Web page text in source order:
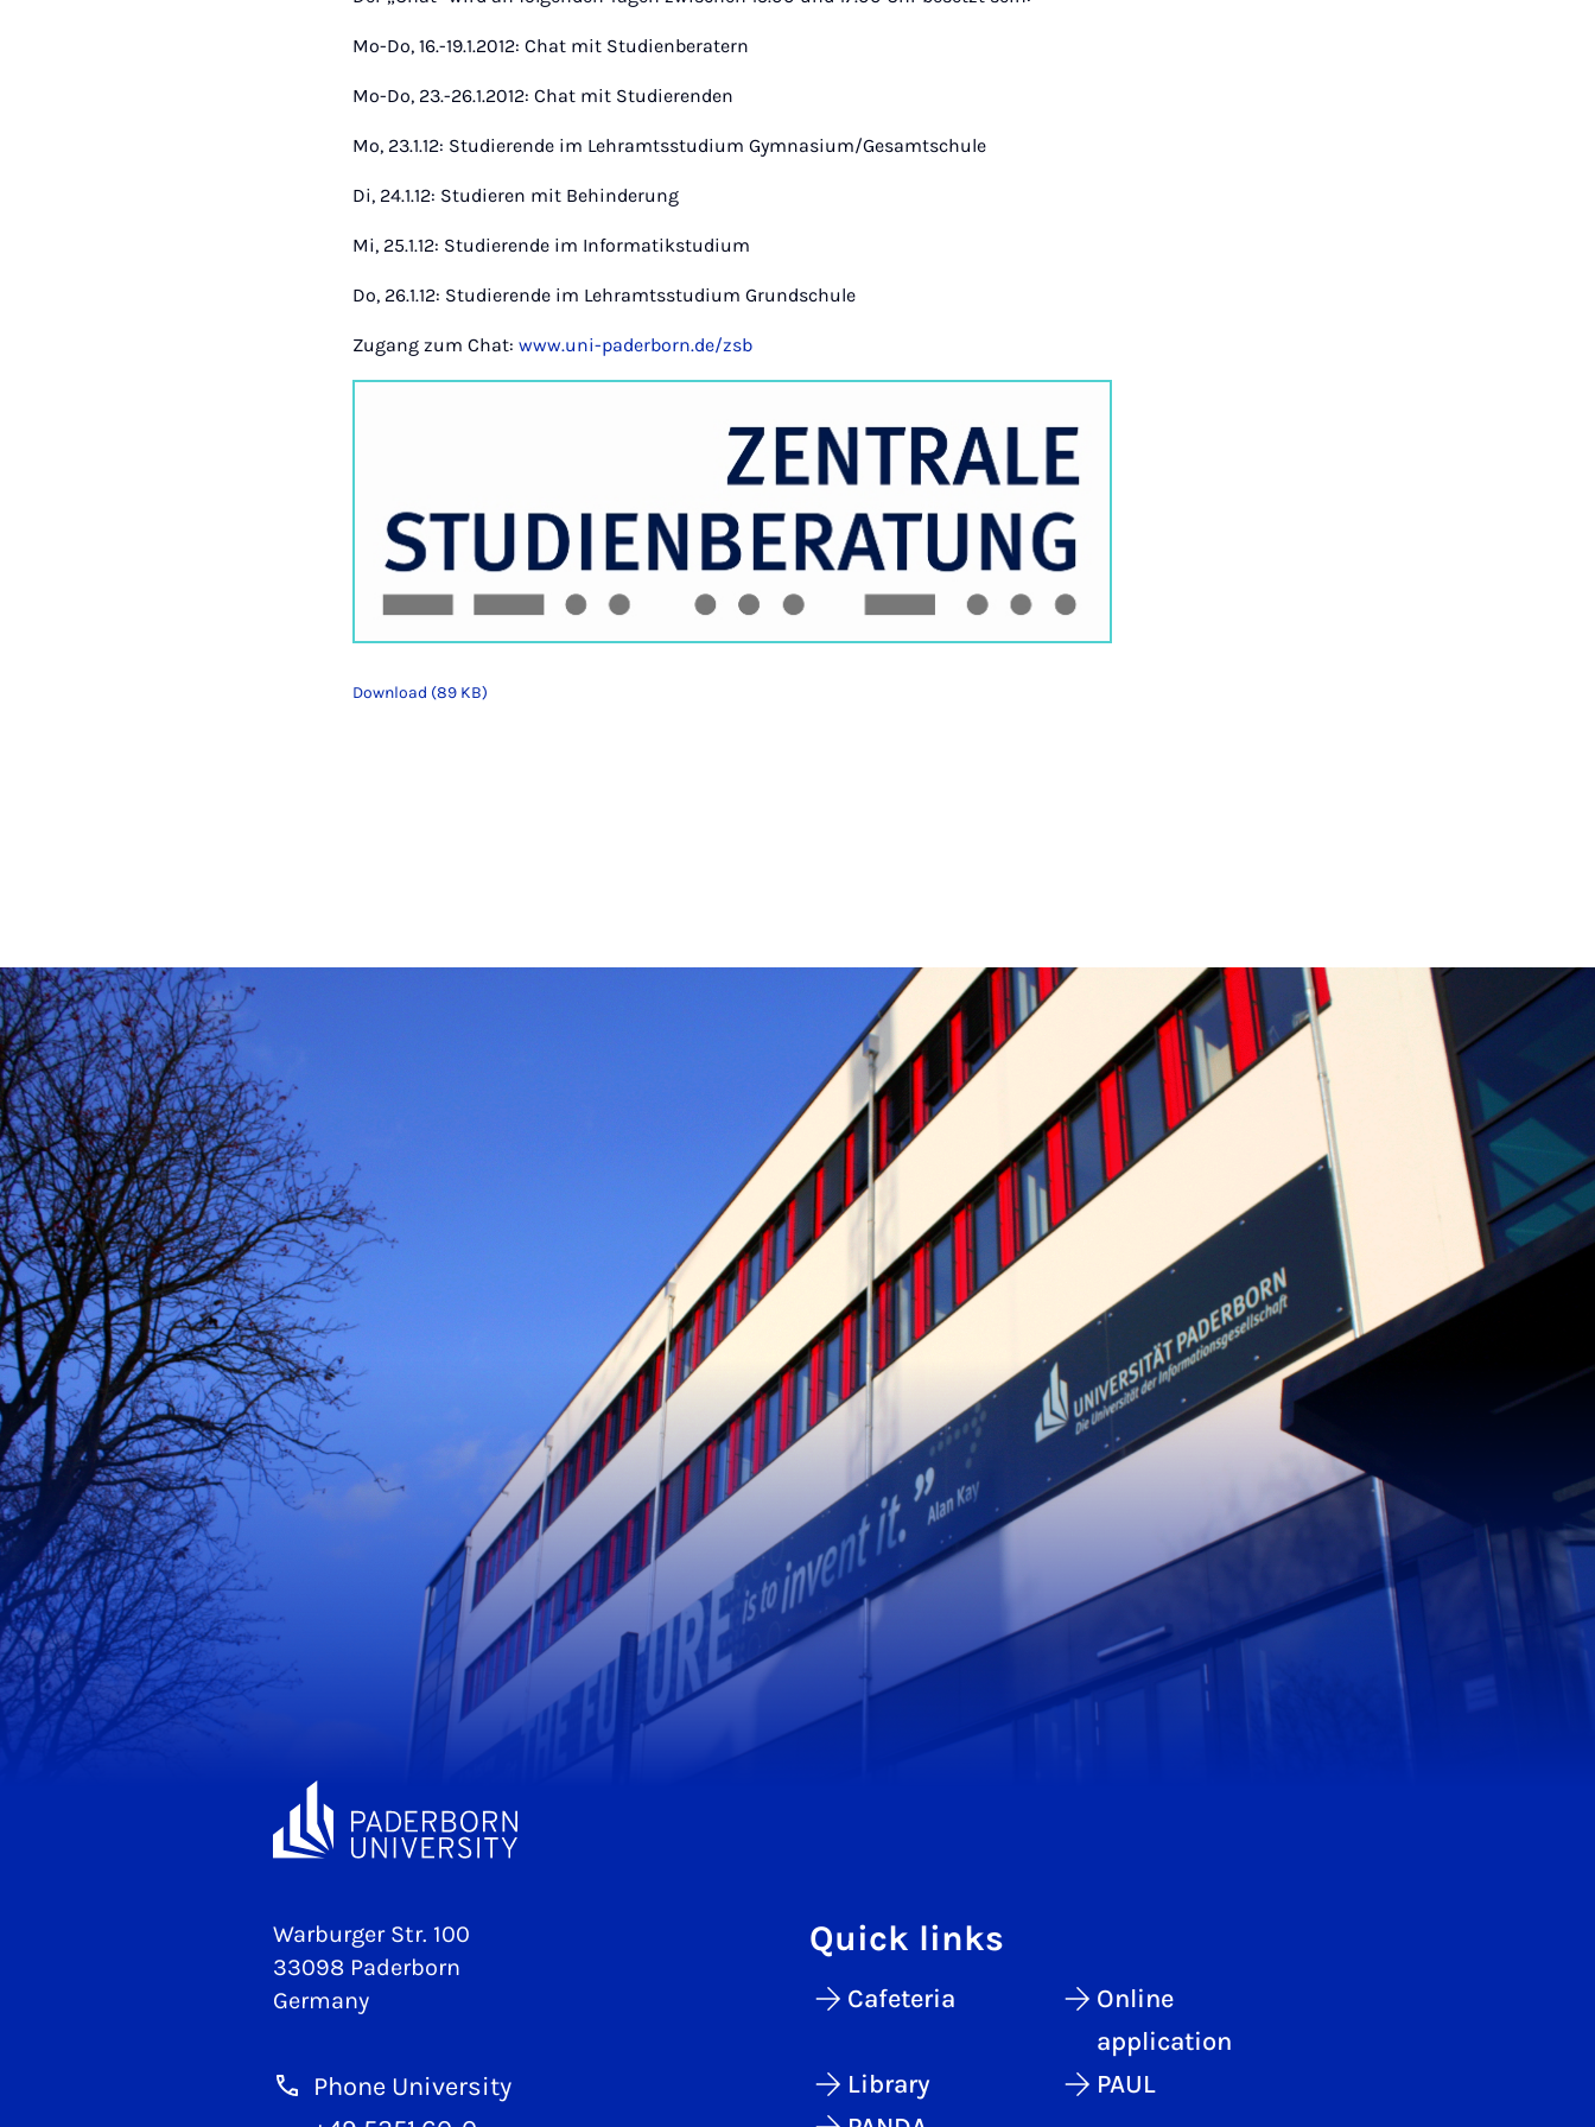
Mo-Do, 16.-19.1.2012: Chat mit Studienberatern
Mo-Do, 23.-26.1.2012: Chat mit Studierenden
Mo, 23.1.12: Studierende im Lehramtsstudium Gymnasium/Gesamtschule
Di, 24.1.12: Studieren mit Behinderung
Mi, 25.1.12: Studierende im Informatikstudium
Do, 26.1.12: Studierende im Lehramtsstudium Grundschule
Zugang zum Chat:www.uni-paderborn.de/zsb
Download (89 KB)
Warburger Str. 100
33098 Paderborn
Germany
Phone University
Quick links
Cafeteria
Online
application
Library
PAUL